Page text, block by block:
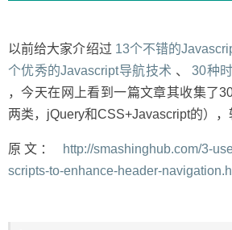
以前给大家介绍过 13个不错的
个优秀的Javascript导航技术 、30种
，今天在网上看到一篇文章其收集了
两类，jQuery和CSS+Javascript的），
原文：
http://smashinghub.com/3-
scripts-to-enhance-header-